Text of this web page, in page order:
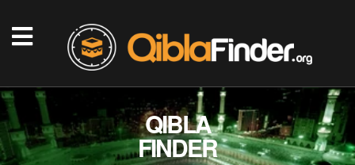
QIBLA
FINDER